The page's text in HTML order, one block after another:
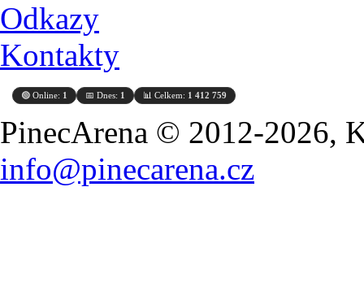
Odkazy
Kontakty
🟢 Online: 1 📅 Dnes: 1 📊 Celkem: 1 412 759
PinecArena © 2012-2026,
info@pinecarena.cz